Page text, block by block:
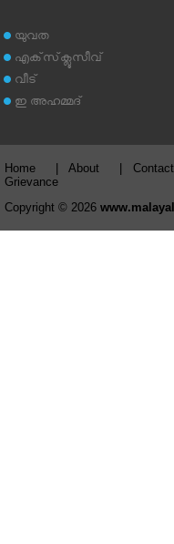
യുവത
എക്‌സ്‌ക്ലൂസീവ്
വീട്
ഇ അഹമ്മദ്‌
Home About
Grievance
Copyright © 2026